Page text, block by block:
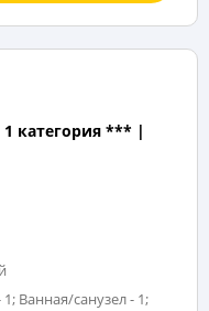
категория *** |
Ванная/санузел - 1;